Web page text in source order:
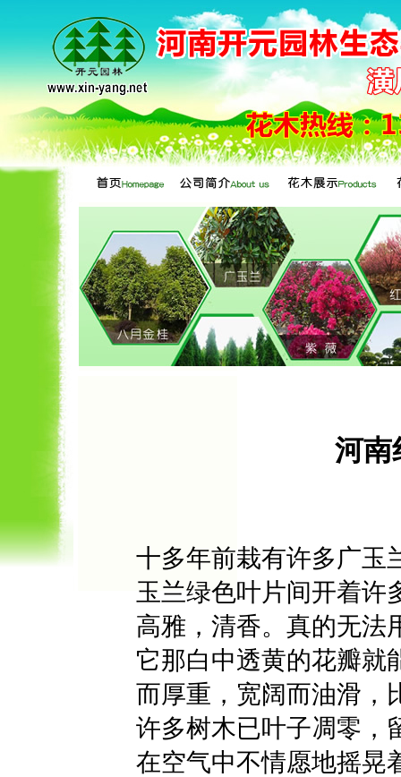
河南
十多年前栽有许多广玉
玉兰绿色叶片间开着许
高雅，清香。真的无法
它那白中透黄的花瓣就
而厚重，宽阔而油滑，
许多树木已叶子凋零，
在空气中不情愿地摇晃